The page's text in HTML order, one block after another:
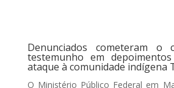
Denunciados cometeram o
testemunho em
ataque à comunidade indígena
O Ministério Público Federal em